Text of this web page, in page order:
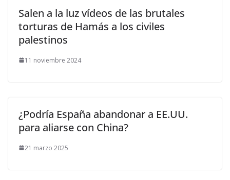
Salen a la luz vídeos de las brutales
torturas de Hamás a los civiles
palestinos
11 noviembre 2024
¿Podría España abandonar a EE.UU.
para aliarse con China?
21 marzo 2025